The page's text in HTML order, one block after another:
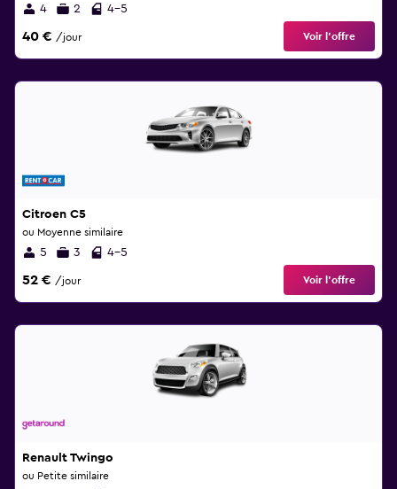
4 2 4-5
40 € /jour Voir l’offre
Citroen C5
ou Moyenne similaire
5 3 4-5
52 € /jour Voir l’offre
Renault Twingo
ou Petite similaire